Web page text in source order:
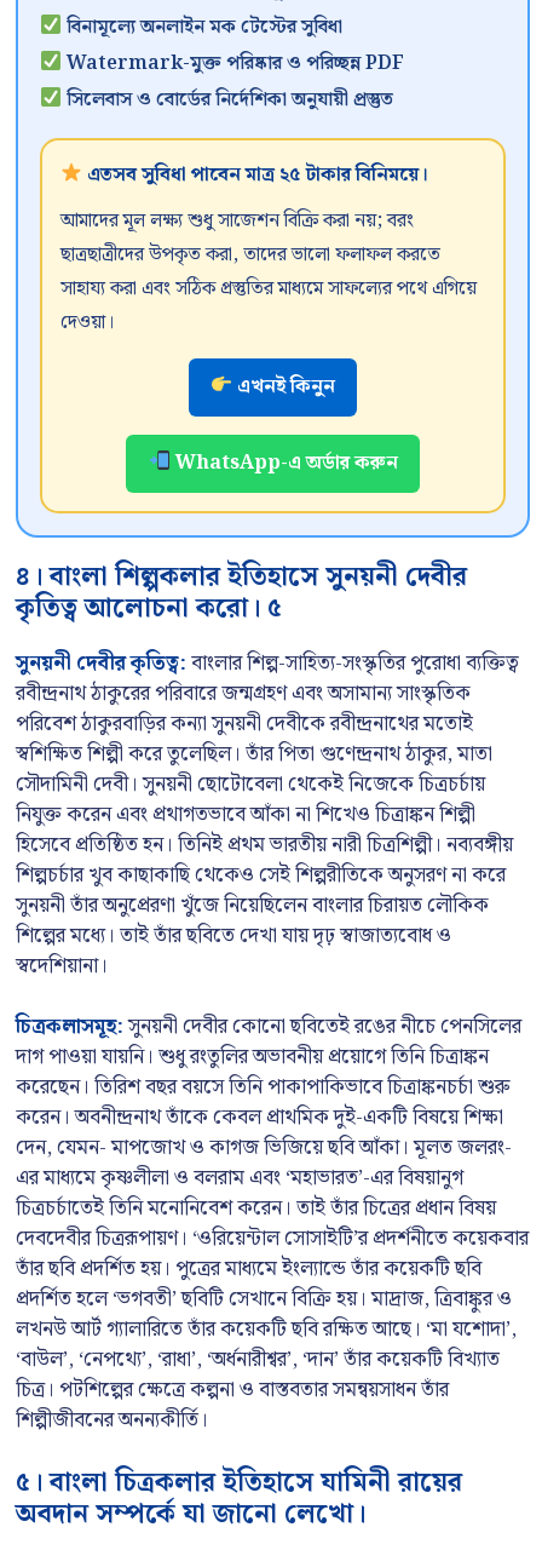
বিনামূল্যে অনলাইন মক টেস্টের সুবিধা
Watermark-মুক্ত পরিষ্কার ও পরিচ্ছন্ন PDF
সিলেবাস ও বোর্ডের নির্দেশিকা অনুযায়ী প্রস্তুত
এতসব সুবিধা পাবেন মাত্র ২৫ টাকার বিনিময়ে।
আমাদের মূল লক্ষ্য শুধু সাজেশন বিক্রি করা নয়; বরং
ছাত্রছাত্রীদের উপকৃত করা, তাদের ভালো ফলাফল করতে
সাহায্য করা এবং সঠিক প্রস্তুতির মাধ্যমে সাফল্যের পথে এগিয়ে
দেওয়া।
এখনই কিনুন
WhatsApp-এ অর্ডার করুন
৪। বাংলা শিল্পকলার ইতিহাসে সুনয়নী দেবীর
কৃতিত্ব আলোচনা করো। ৫
সুনয়নী দেবীর কৃতিত্ব:বাংলার শিল্প-সাহিত্য-সংস্কৃতির পুরোধা ব্যক্তিত্ব
রবীন্দ্রনাথ ঠাকুরের পরিবারে জন্মগ্রহণ এবং অসামান্য সাংস্কৃতিক
পরিবেশ ঠাকুরবাড়ির কন্যা সুনয়নী দেবীকে রবীন্দ্রনাথের মতোই
স্বশিক্ষিত শিল্পী করে তুলেছিল। তাঁর পিতা গুণেন্দ্রনাথ ঠাকুর, মাতা
সৌদামিনী দেবী। সুনয়নী ছোটোবেলা থেকেই নিজেকে চিত্রচর্চায়
নিযুক্ত করেন এবং প্রথাগতভাবে আঁকা না শিখেও চিত্রাঙ্কন শিল্পী
হিসেবে প্রতিষ্ঠিত হন। তিনিই প্রথম ভারতীয় নারী চিত্রশিল্পী। নব্যবঙ্গীয়
শিল্পচর্চার খুব কাছাকাছি থেকেও সেই শিল্পরীতিকে অনুসরণ না করে
সুনয়নী তাঁর অনুপ্রেরণা খুঁজে নিয়েছিলেন বাংলার চিরায়ত লৌকিক
শিল্পের মধ্যে। তাই তাঁর ছবিতে দেখা যায় দৃঢ় স্বাজাত্যবোধ ও
স্বদেশিয়ানা।
চিত্রকলাসমূহ:সুনয়নী দেবীর কোনো ছবিতেই রঙের নীচে পেনসিলের
দাগ পাওয়া যায়নি। শুধু রংতুলির অভাবনীয় প্রয়োগে তিনি চিত্রাঙ্কন
করেছেন। তিরিশ বছর বয়সে তিনি পাকাপাকিভাবে চিত্রাঙ্কনচর্চা শুরু
করেন। অবনীন্দ্রনাথ তাঁকে কেবল প্রাথমিক দুই-একটি বিষয়ে শিক্ষা
দেন, যেমন- মাপজোখ ও কাগজ ভিজিয়ে ছবি আঁকা। মূলত জলরং-
এর মাধ্যমে কৃষ্ণলীলা ও বলরাম এবং ‘মহাভারত’-এর বিষয়ানুগ
চিত্রচর্চাতেই তিনি মনোনিবেশ করেন। তাই তাঁর চিত্রের প্রধান বিষয়
দেবদেবীর চিত্ররূপায়ণ। ‘ওরিয়েন্টাল সোসাইটি’র প্রদর্শনীতে কয়েকবার
তাঁর ছবি প্রদর্শিত হয়। পুত্রের মাধ্যমে ইংল্যান্ডে তাঁর কয়েকটি ছবি
প্রদর্শিত হলে ‘ভগবতী’ ছবিটি সেখানে বিক্রি হয়। মাদ্রাজ, ত্রিবাঙ্কুর ও
লখনউ আর্ট গ্যালারিতে তাঁর কয়েকটি ছবি রক্ষিত আছে। ‘মা যশোদা’,
‘বাউল’, ‘নেপথ্যে’, ‘রাধা’, ‘অর্ধনারীশ্বর’, ‘দান’ তাঁর কয়েকটি বিখ্যাত
চিত্র। পটশিল্পের ক্ষেত্রে কল্পনা ও বাস্তবতার সমন্বয়সাধন তাঁর
শিল্পীজীবনের অনন্যকীর্তি।
৫। বাংলা চিত্রকলার ইতিহাসে যামিনী রায়ের
অবদান সম্পর্কে যা জানো লেখো।